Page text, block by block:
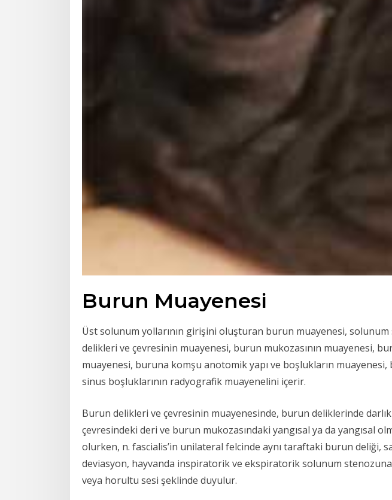
Burun Muayenesi
Üst solunum yollarının girişini oluşturan burun muayenesi,
delikleri ve çevresinin muayenesi, burun mukozasının muayenesi,
muayenesi, buruna komşu anotomik yapı ve boşlukların
sinus boşluklarının radyografik muayenelini içerir.
Burun delikleri ve çevresinin muayenesinde, burun deliklerinde
çevresindeki deri ve burun mukozasındaki yangısal ya da yangısal
olurken, n. fascialis’in unilateral felcinde aynı taraftaki burun deliği,
deviasyon, hayvanda inspiratorik ve ekspiratorik solunum
veya horultu sesi şeklinde duyulur.